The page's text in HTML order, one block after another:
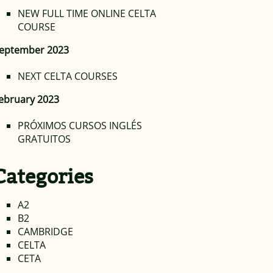
NEW FULL TIME ONLINE CELTA
COURSE
2023
NEXT CELTA COURSES
2023
PRÓXIMOS CURSOS INGLÉS
GRATUITOS
A2
B2
CAMBRIDGE
CELTA
CETA